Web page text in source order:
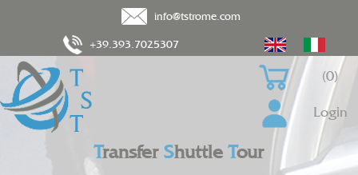
info@tstrome.com
+39.393.7025307
Transfer ShuttleTour
(0)
Login